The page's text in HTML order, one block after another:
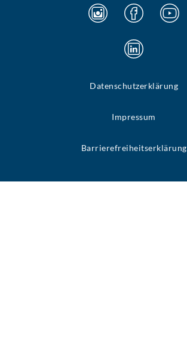
Datenschutzerklärung
Impressum
Barrierefreiheitserklärung